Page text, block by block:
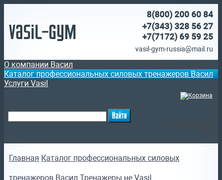
Vasil-Gym
8(800) 200 60 84
+7(343) 328 56 27
+7(7172) 69 59 25
vasil-gym-russia@mail.ru
О компании Васил
Каталог профессиональных силовых тренажеров Васил
Услуги Vasil
Главная Каталог профессиональных силовых
тренажеров Васил Тренажеры не Vasil